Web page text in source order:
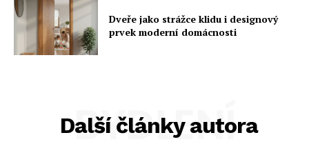
Dveře jako strážce klidu i designový
prvek moderní domácnosti
Další články autora
BYDLENÍ